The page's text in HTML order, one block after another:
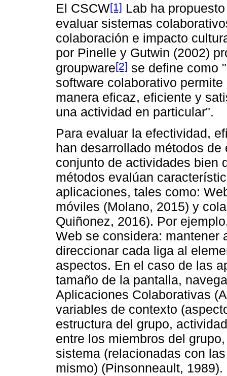
El CSCW[1] Lab ha
evaluar sistemas
colaboración e impacto
por Pinelle y Gutwin (2002)
groupware[2] se define como
software colaborativo
manera eficaz, eficiente y
una actividad en particular".
Para evaluar la efectividad,
han desarrollado métodos
conjunto de actividades bien
métodos evalúan
aplicaciones, tales como:
móviles (Molano, 2015) y
Quiñonez, 2016). Por
Web se considera: mantener
direccionar cada liga al
aspectos. En el caso de las
tamaño de la pantalla,
Aplicaciones Colaborativas
variables de contexto
estructura del grupo,
entre los miembros del
sistema (relacionadas con
mismo) (Pinsonneault, 1989).